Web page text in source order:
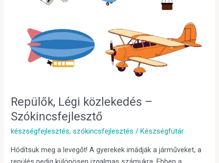
Repülők, Légi közlekedés –
Szókincsfejlesztő
készségfejlesztés,szókincsfejlesztés /Készségfutár
Hódítsuk meg a levegőt! A gyerekek imádják a járműveket, a